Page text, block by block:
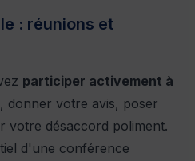
: réunions et
participer activement à
, donner votre avis, poser
votre désaccord poliment.
d'une conférence